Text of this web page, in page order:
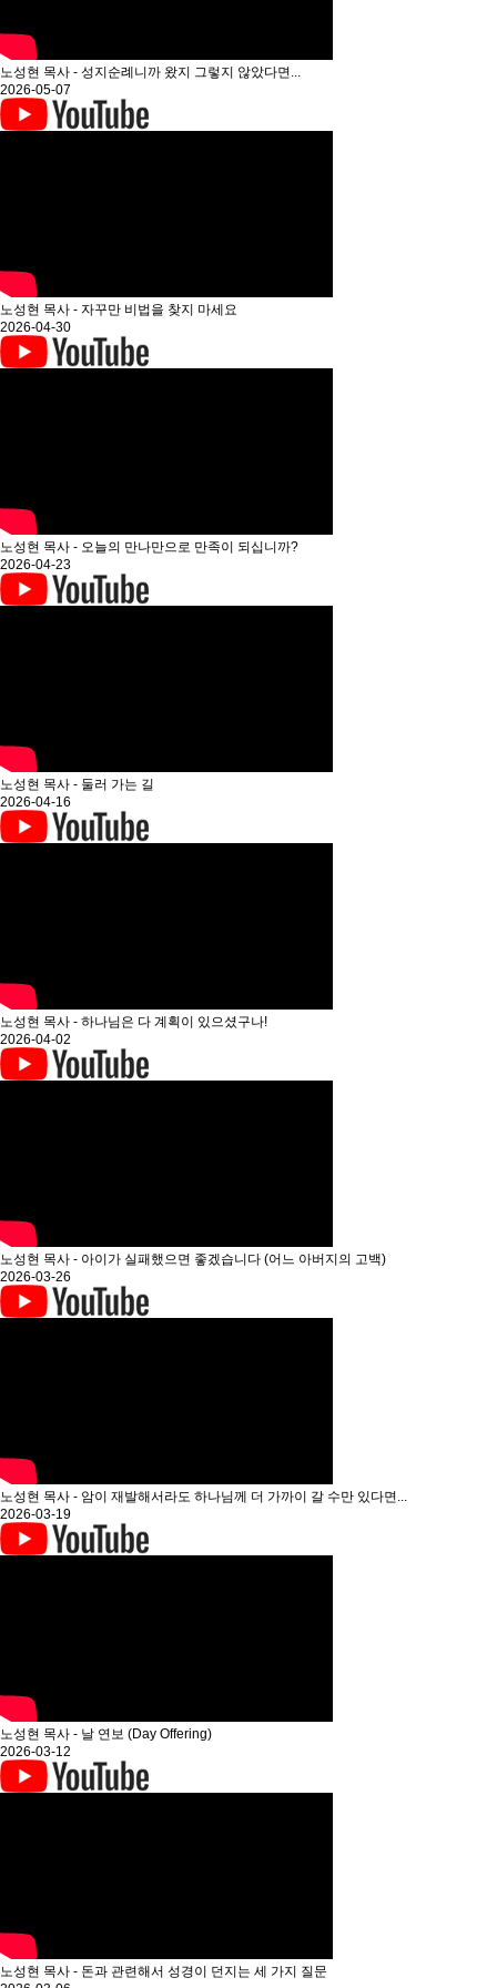
노성현 목사 - 성지순례니까 왔지 그렇지 않았다면...
2026-05-07
노성현 목사 - 자꾸만 비법을 찾지 마세요
2026-04-30
노성현 목사 - 오늘의 만나만으로 만족이 되십니까?
2026-04-23
노성현 목사 - 둘러 가는 길
2026-04-16
노성현 목사 - 하나님은 다 계획이 있으셨구나!
2026-04-02
노성현 목사 - 아이가 실패했으면 좋겠습니다 (어느 아버지의 고백)
2026-03-26
노성현 목사 - 암이 재발해서라도 하나님께 더 가까이 갈 수만 있다면...
2026-03-19
노성현 목사 - 날 연보 (Day Offering)
2026-03-12
노성현 목사 - 돈과 관련해서 성경이 던지는 세 가지 질문